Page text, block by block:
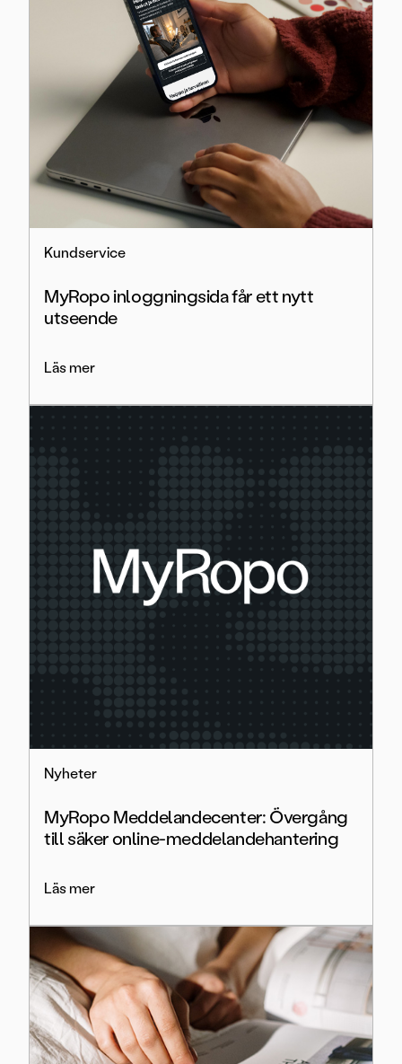
Kundservice
MyRopo inloggningsida får ett nytt
utseende
Läs mer
Nyheter
MyRopo Meddelandecenter: Övergång
till säker online-meddelandehantering
Läs mer